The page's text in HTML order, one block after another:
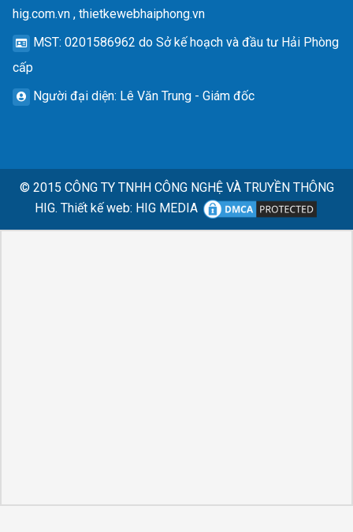
hig.com.vn , thietkewebhaiphong.vn
MST: 0201586962 do Sở kế hoạch và đầu tư Hải Phòng
cấp
Người đại diện: Lê Văn Trung - Giám đốc
© 2015 CÔNG TY TNHH CÔNG NGHỆ VÀ TRUYỀN THÔNG
HIG. Thiết kế web: HIG MEDIA